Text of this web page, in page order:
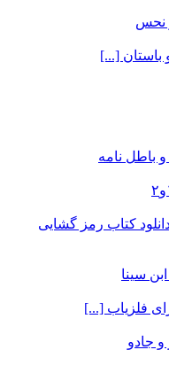
نحس
باستان [...]
باطل نامه
کتاب رمز گشایی
سینا
فلزیاب [...]
جادو